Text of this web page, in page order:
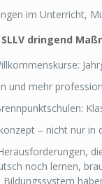
im Unterricht,
dringend
und mehr
– nicht nur
noch lernen,